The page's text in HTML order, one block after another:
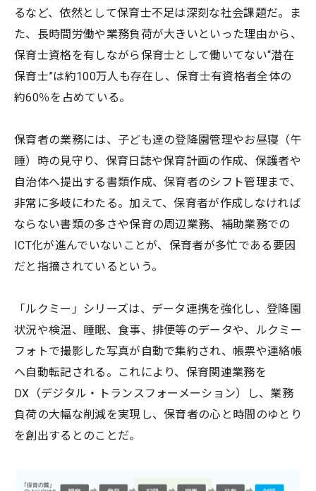
るなど、依然として保育士不足は深刻な社会課題だ。ま
た、長時間労働や業務負荷が大きいといった理由から、
保育士資格を有しながら保育士として働いてない“潜在
保育士”は約100万人も存在し、保育士有資格者全体の
約60％を占めている。
保育者の業務には、子ども達の登降園管理やお昼寝（午
睡）時の見守り、保育日誌や保育計画の作成、保護者や
自治体へ提出する書類作成、保育者のシフト管理まで、
非常に多岐にわたる。加えて、保育者が作成しなければ
ならない書類の多さや保育の周辺業務、補助業務での
ICT化が進んでいないことが、保育者が多忙である要因
だと指摘されているという。
「ルクミー」シリーズは、データ連携を強化し、登降園
状況や検温、睡眠、食事、排便等のデータや、ルクミー
フォトで撮影した写真が自動で集約され、帳票や連絡帳
へ自動転記される。これにより、保育関連業務を
DX（デジタル・トランスフォーメーション）し、業務
負荷の大幅な削減を実現し、保育者の心と時間のゆとり
を創出するとのことだ。